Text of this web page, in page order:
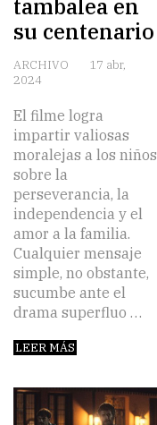
tambalea en
su centenario
ARCHIVO
17 abr,
2024
El filme logra
impartir valiosas
moralejas a los niños
sobre la
perseverancia, la
independencia y el
amor a la familia.
Cualquier mensaje
simple, no obstante,
sucumbe ante el
drama superfluo …
LEER MÁS